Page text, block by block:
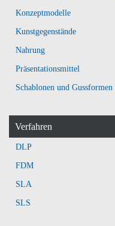
Konzeptmodelle
Kunstgegenstände
Nahrung
Präsentationsmittel
Schablonen und Gussformen
Verfahren
DLP
FDM
SLA
SLS